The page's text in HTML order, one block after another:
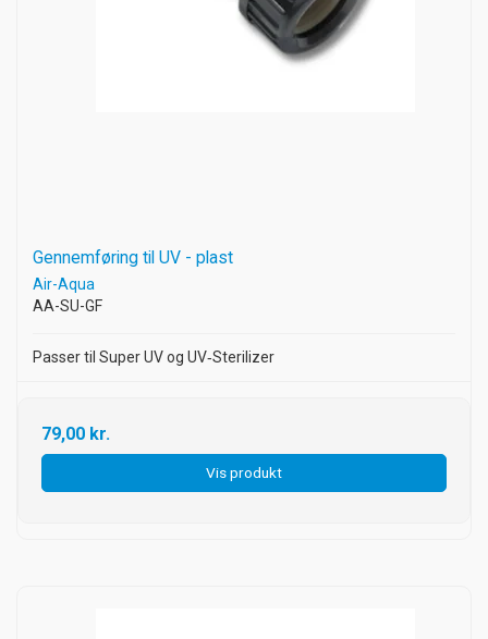
Gennemføring til UV - plast
Air-Aqua
AA-SU-GF
Passer til Super UV og UV‑Sterilizer
79,00 kr.
Vis produkt